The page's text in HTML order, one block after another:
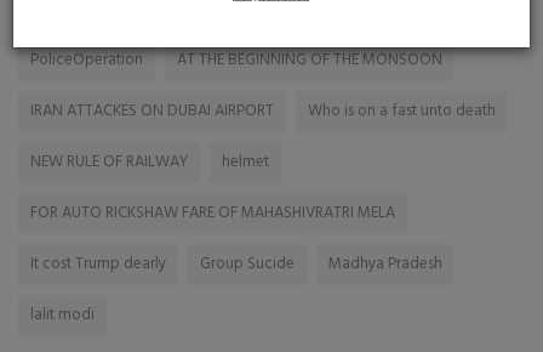
Unity March At Poicha
PoliceOperation
AT THE BEGINNING OF THE MONSOON
IRAN ATTACKES ON DUBAI AIRPORT
Who is on a fast unto death
NEW RULE OF RAILWAY
helmet
FOR AUTO RICKSHAW FARE OF MAHASHIVRATRI MELA
It cost Trump dearly
Group Sucide
Madhya Pradesh
lalit modi